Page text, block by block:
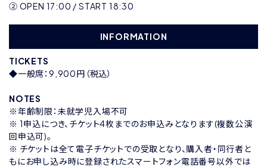
② OPEN 17:00 / START 18:30
INFORMATION
TICKETS
◆一般席：9,900円（税込）
NOTES
※年齢制限：未就学児入場不可
※ 1申込につき、チケット4枚までのお申込みとなります(複数公演
回申込可)。
※ チケットは全て電子チケットでの受取となり、購入者・同行者と
もにお申し込み時に登録されたスマートフォン電話番号以外では